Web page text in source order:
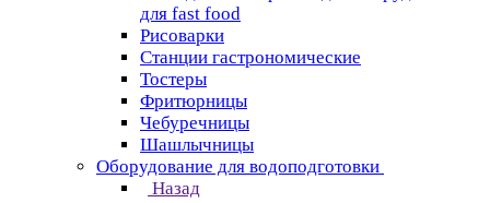
для fast food
Рисоварки
Станции гастрономические
Тостеры
Фритюрницы
Чебуречницы
Шашлычницы
Оборудование для водоподготовки
Назад